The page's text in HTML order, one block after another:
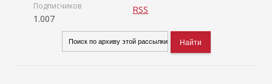
Подписчиков
1.007
RSS